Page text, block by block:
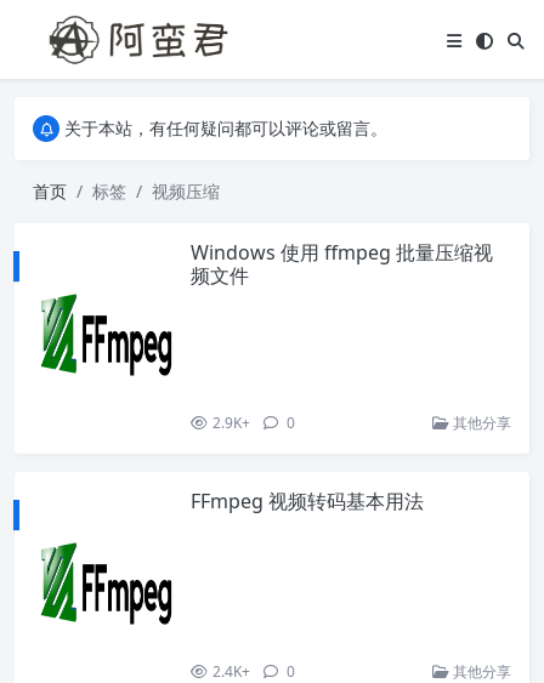
关于本站，有任何疑问都可以评论或留言。
关于本站，有任何疑问都可以评论或留言。
首页
标签 视频压缩
Windows 使用 ffmpeg 批量压缩视
频文件
2.9K+ 0 其他分享
FFmpeg 视频转码基本用法
2.4K+ 0 其他分享